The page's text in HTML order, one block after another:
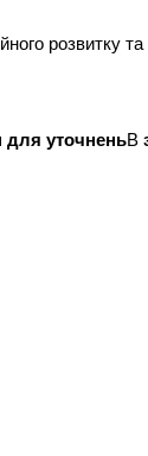
розвитку
для уточненьВ